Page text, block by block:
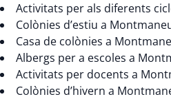
Activitats per als diferents
Colònies d’estiu a
Casa de colònies a
Albergs per a escoles a
Activitats per docents a
Colònies d’hivern a